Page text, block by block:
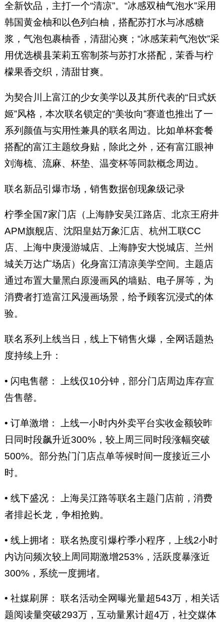
全新饮品，主打一个“清凉”。“冰感双柚气泡水”采用
韩国黄金柚和以色列白柚，搭配苏打水与冰感糖
浆，气泡包裹柚香，清甜沁爽；“冰感茉莉气泡饮”采
用优选横县茉莉五窖制茶与苏打水搭配，茉香与柠
檬果香交织，清甜甘爽。
为契合川上富江的少女美学以及其所代表的“日式妖
姬”风格，本次联名锁定的“美妆向”赛道也推出了一
系列颜值与实用性兼具的联名周边。比如单杯套餐
搭配的富江主题纹身贴，除此之外，还有富江眼神
刘海梳、流麻、杯垫、温变杯等同款概念周边。
联名新品引爆市场，销售数据创现象级记录
柠季全国7家门店（上海静安吴江路店、北京王府井
APM旗舰店、沈阳皇姑万象汇店、杭州工联CC
店、上海中庚漫游城店、上海静安大悦城店、兰州
城关万达广场店）化身富江清凉美学空间。主题店
通过布置大量黑白原漫画风的墙贴、电子屏等，为
消费者打造富江风漫画场景，给予顾客沉浸式的体
验。
联名系列上线当日，线上下销售火爆，全网话题热
度持续上升：
• 闪电售罄： 上线仅10分钟，部分门店周边库存宣
告售罄。
• 订单激增： 上线一小时内外卖平台实收金额较昨
日同时段飙升近300%，较上周三同时段涨幅突破
500%。部分热门门店点单等候时间一度接近三小
时。
• 线下盛况： 上海吴江路等联名主题门店前，消费
者排起长龙，争相抢购。
• 线上拥堵： 联名热度引爆柠季小程序，上线2小时
内访问频次较上周同期激增253%，活跃度暴涨近
300%，系统一度拥堵。
• 社媒刷屏： 联名活动全网曝光量超543万，相关话
题阅读量突破293万，互动量累计超4万，社交媒体